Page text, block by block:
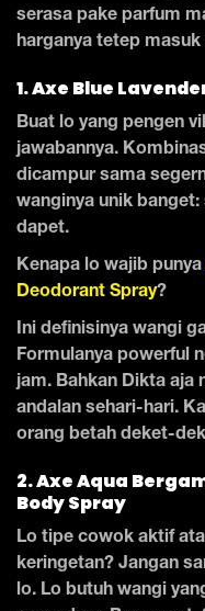
serasa pake parfum
harganya tetep masuk
1. Axe Blue
Buat lo yang pengen
jawabannya.
dicampur sama
wanginya unik
dapet.
Kenapa lo wajib punya
Deodorant Spray?
Ini definisinya wangi
Formulanya powerful
jam. Bahkan Dikta aja
andalan sehari-hari.
orang betah deket-
2. Axe Aqua
Body Spray
Lo tipe cowok aktif
keringetan? Jangan
lo. Lo butuh wangi